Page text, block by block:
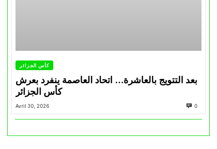
كأس الجزائر
بعد التتويج بالعاشرة… اتحاد العاصمة ينفرد بعرش
كأس الجزائر
Avril 30, 2026 0